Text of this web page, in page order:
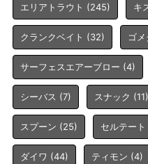
エリアトラウト (245) キ
クランクベイト (32) ゴ
サーフェスエアーブロー (4)
シーバス (7) スナック (11)
スプーン (25) セルテート
ダイワ (44) ティモン (4)